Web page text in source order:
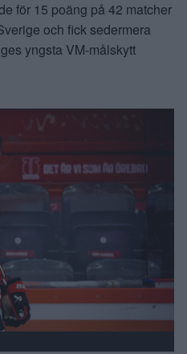
för 15 poäng på 42 matcher
och fick sedermera
yngsta VM-målskytt